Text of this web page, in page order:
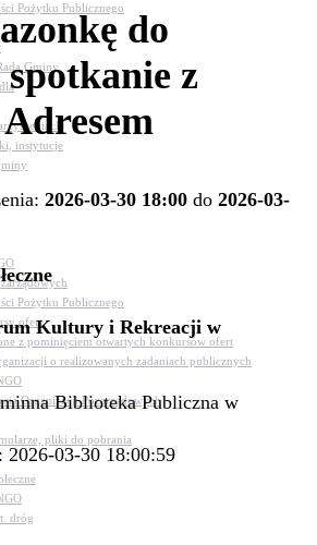
Pożytku Publicznego
Gminy
instytucje
Pożytku Publicznego
ofert
z pominięciem otwartych konkursów ofert
o realizowanych zadaniach publicznych
Organizacji Pozarządowych
pliki do pobrania
dróg
do
z
2026-03-30 18:00 do 2026-03-
Kultury i Rekreacji w
Biblioteka Publiczna w
2026-03-30 18:00:59